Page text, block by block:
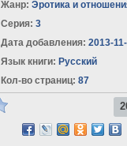
Жанр: Эротика и
Серия: 3
Дата добавления: 2013-
Язык книги: Русский
Кол-во страниц: 87